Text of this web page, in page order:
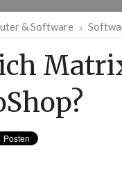
& Software